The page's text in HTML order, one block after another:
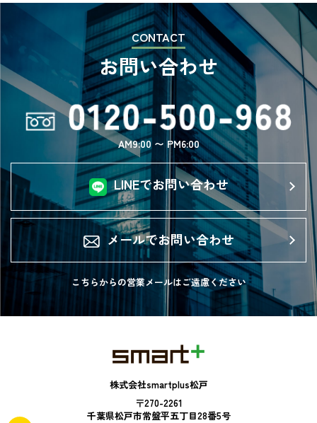
CONTACT
お問い合わせ
AM9:00 〜 PM6:00
LINEでお問い合わせ
メールでお問い合わせ
こちらからの営業メールはご遠慮ください
株式会社smartplus松戸
〒270-2261
千葉県松戸市常盤平五丁目28番5号